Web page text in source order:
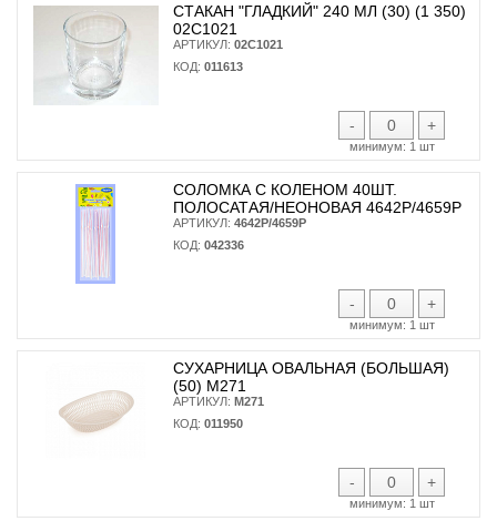
СТАКАН "ГЛАДКИЙ" 240 МЛ (30) (1 350)
02С1021
АРТИКУЛ: 02С1021
КОД: 011613
- +
минимум: 1 шт
СОЛОМКА С КОЛЕНОМ 40ШТ.
ПОЛОСАТАЯ/НЕОНОВАЯ 4642Р/4659Р
АРТИКУЛ: 4642Р/4659Р
КОД: 042336
- +
минимум: 1 шт
СУХАРНИЦА ОВАЛЬНАЯ (БОЛЬШАЯ)
(50) М271
АРТИКУЛ: М271
КОД: 011950
- +
минимум: 1 шт